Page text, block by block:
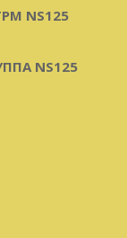
NS125
NS125